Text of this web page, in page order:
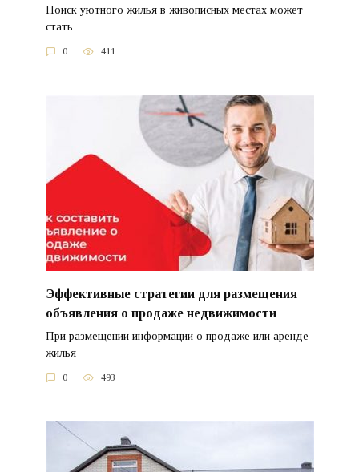
Поиск уютного жилья в живописных местах может
стать
0 411
Эффективные стратегии для размещения
объявления о продаже недвижимости
При размещении информации о продаже или аренде
жилья
0 493